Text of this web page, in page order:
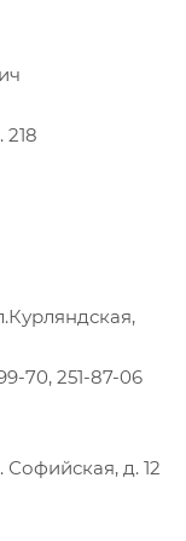
218
70, 251-87-06
Софийская, д. 12